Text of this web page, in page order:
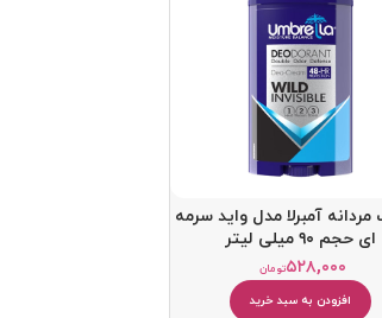
آمبرلا مدل واید سرمه
ای حجم ۹۰ میلی لیتر
تومان۵۲۸,۰۰۰
افزودن به سبد خرید